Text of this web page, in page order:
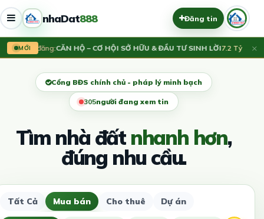
nhaDat888 Đăng tin
MỚI
Vừa đăng:CĂN HỘ – CƠ HỘI SỞ HỮU & ĐẦU TƯ SINH LỜI7.2 Tỷ ×
Cổng BĐS chính chủ - pháp lý minh bạch
309người đang xem tin
Tìm nhà đấtnhanh hơn,
đúng nhu cầu.
Tất Cả Mua bán Cho thuê Dự án